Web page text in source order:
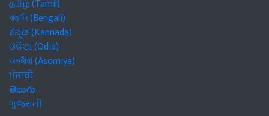
தமிழ் (Tamil)
বাঙালি (Bengali)
ಕನ್ನಡ (Kannada)
ଓଡିଆ (Odia)
অসমীয়া (Asomiya)
ਪੰਜਾਬੀ
తెలుగు
ગુજરાતી